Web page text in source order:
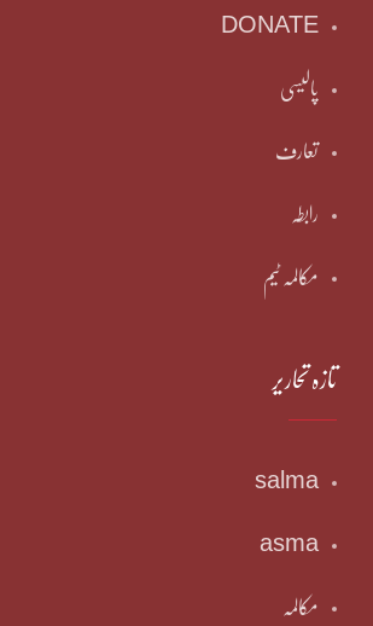
DONATE
پالیسی
تعارف
رابطہ
مکالمہ ٹیم
تازہ تحاریر
salma
asma
مکالمہ